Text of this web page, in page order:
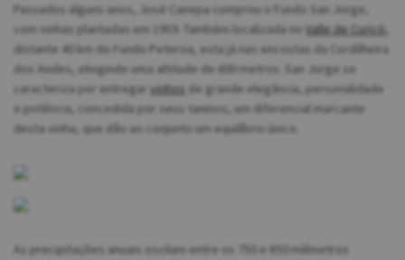
Passados alguns anos, José Canepa comprou o Fundo San Jorge,
com vinhas plantadas em 1959. Também localizada no Valle de Curicó,
distante 40 km do Fundo Peteroa, esta já nas encostas da Cordilheira
dos Andes, atingindo uma altitude de 600 metros. San Jorge se
caracteriza por entregar vinhos de grande elegância, personalidade
e potência, concedida por seus taninos, um diferencial marcante
desta vinha, que dão ao conjunto um equilíbrio único.
As precipitações anuais oscilam entre os 750 e 850 milímetros